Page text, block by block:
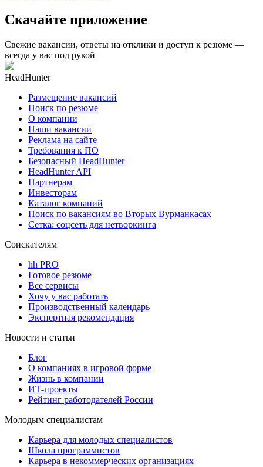
Скачайте приложение
Свежие вакансии, ответы на отклики и доступ к резюме —
всегда у вас под рукой
HeadHunter
Размещение вакансий
Поиск по резюме
О компании
Наши вакансии
Реклама на сайте
Требования к ПО
Безопасный HeadHunter
HeadHunter API
Партнерам
Инвесторам
Каталог компаний
Поиск по вакансиям во Вторых Вурманкасах
Сетка: соцсеть для нетворкинга
Соискателям
hh PRO
Готовое резюме
Все сервисы
Хочу у вас работать
Производственный календарь
Экспертная рекомендация
Новости и статьи
Блог
О компаниях в игровой форме
Жизнь в компании
ИТ-проекты
Рейтинг работодателей России
Молодым специалистам
Карьера для молодых специалистов
Школа программистов
Карьера в некоммерческих организациях